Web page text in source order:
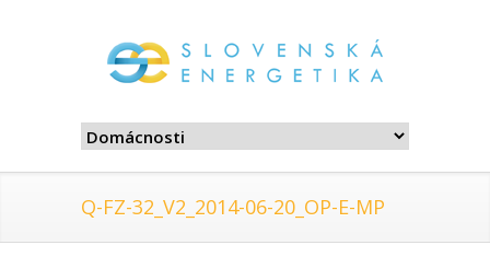
Q-FZ-32_V2_2014-06-20_OP-E-MP